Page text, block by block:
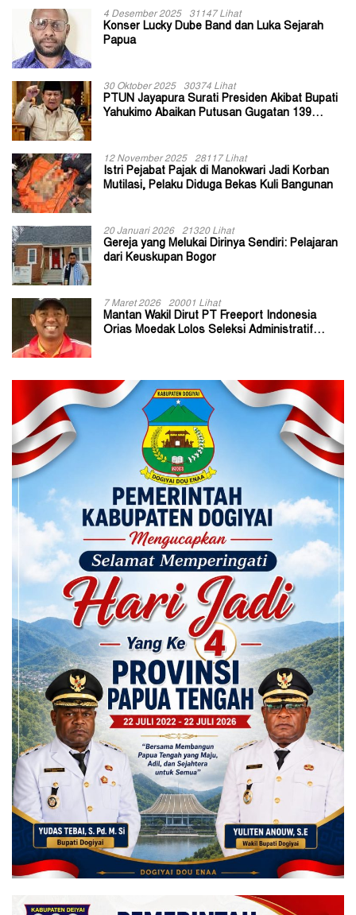
4 Desember 2025 31147 Lihat
Konser Lucky Dube Band dan Luka Sejarah
Papua
30 Oktober 2025 30374 Lihat
PTUN Jayapura Surati Presiden Akibat Bupati
Yahukimo Abaikan Putusan Gugatan 139
12 November 2025 28117 Lihat
Istri Pejabat Pajak di Manokwari Jadi Korban
Mutilasi, Pelaku Diduga Bekas Kuli Bangunan
20 Januari 2026 21320 Lihat
Gereja yang Melukai Dirinya Sendiri: Pelajaran
dari Keuskupan Bogor
7 Maret 2026 20001 Lihat
Mantan Wakil Dirut PT Freeport Indonesia
Orias Moedak Lolos Seleksi Administratif